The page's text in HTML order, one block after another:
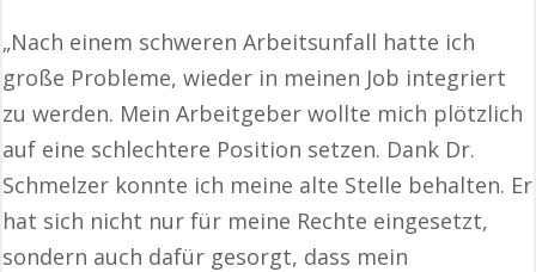
„Nach einem schweren Arbeitsunfall hatte ich
große Probleme, wieder in meinen Job integriert
zu werden. Mein Arbeitgeber wollte mich plötzlich
auf eine schlechtere Position setzen. Dank Dr.
Schmelzer konnte ich meine alte Stelle behalten. Er
hat sich nicht nur für meine Rechte eingesetzt,
sondern auch dafür gesorgt, dass mein